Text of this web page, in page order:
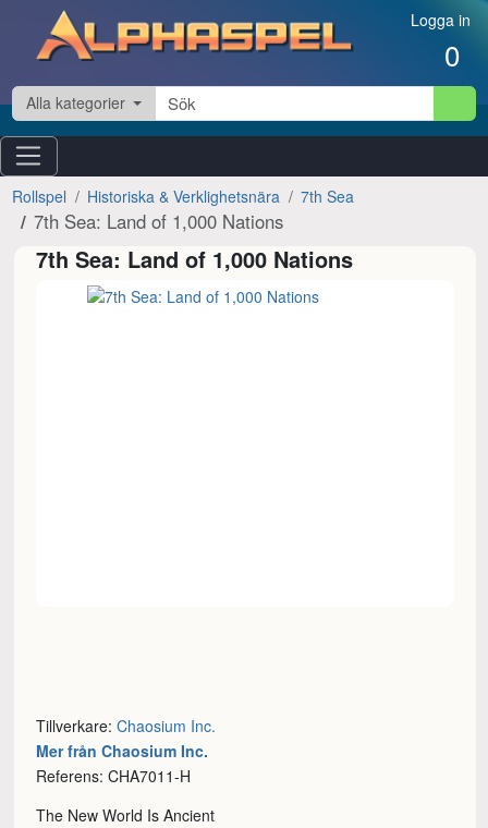
Hoppa till innehåll Logga in
0
Alla kategorier
Rollspel Historiska & Verklighetsnära 7th Sea
7th Sea: Land of 1,000 Nations
7th Sea: Land of 1,000 Nations
Tillverkare:Chaosium Inc.
Mer från Chaosium Inc.
Referens: CHA7011-H
The New World Is Ancient